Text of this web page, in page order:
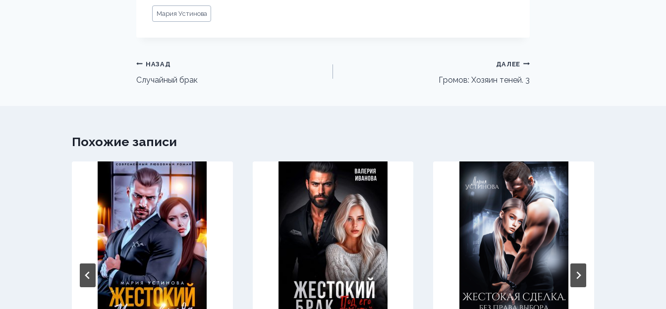
Метки
записи:
Мария Устинова
Навигация
по
НАЗАД
Случайный брак
ДАЛЕЕ
Громов: Хозяин теней. 3
Похожие записи